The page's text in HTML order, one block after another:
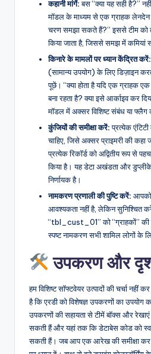
कहानी मांगें:बस “क्या यह सही है?”
मॉडल के माध्यम से एक ग्राहक
चरण समझा सकते हैं?” इससे टीम को
किया जाता है, जिससे समझ में कमियां
किनारे के मामलों पर ध्यान केंद्रित करें:
(सामान्य उपयोग) के लिए डिज़ाइन
पूछें। “क्या होता है यदि एक ग्राहक
बना रहता है? क्या इसे आर्काइव कर
मॉडल में अक्सर विशिष्ट संबंध या फ्लैग
कुंजियों की समीक्षा करें:प्रत्येक एंटिटी
चाहिए, जिसे अक्सर प्राइमरी की कहा
प्रत्येक रिकॉर्ड को अद्वितीय रूप से
किया है। यह डेटा अखंडता और
निर्णायक है।
नामकरण प्रणाली की पुष्टि करें:
आवश्यकता नहीं है, लेकिन सुनिश्चित करें
“tbl_cust_01” को “ग्राहकों” की
स्पष्ट नामकरण सभी शामिल लोगों के
उपकरण और
हम विशिष्ट सॉफ्टवेयर उत्पादों की चर्चा नहीं
है कि एरडी को विशेषज्ञ उपकरणों का उपयोग
उपकरणों की सहायता से टीमें बॉक्स और रेखाएं
सकती हैं और यहां तक कि डेटाबेस कोड को
सकती हैं। जब आप एक आरेख की समीक्षा कर